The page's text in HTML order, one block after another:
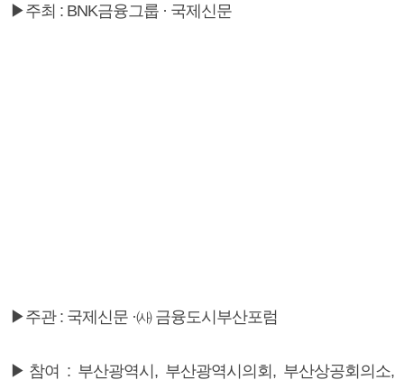
▶주최 : BNK금융그룹 · 국제신문
▶주관 : 국제신문 ·㈔ 금융도시부산포럼
▶참여 : 부산광역시, 부산광역시의회, 부산상공회의소,